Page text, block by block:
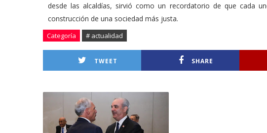
desde las alcaldías, sirvió como un recordatorio de que cada
construcción de una sociedad más justa.
Categoría # actualidad
TWEET SHARE